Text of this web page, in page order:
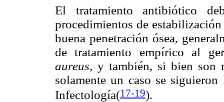
El tratamiento antibiótico
procedimientos de
buena penetración ósea,
de tratamiento empírico al
aureus, y también, si bien son
solamente un caso se
Infectología(17-19).